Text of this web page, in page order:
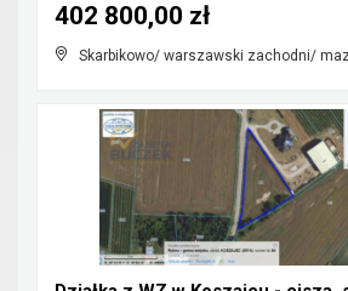
Skarbikowo/ warszawski zachodni/
402 800,00 zł